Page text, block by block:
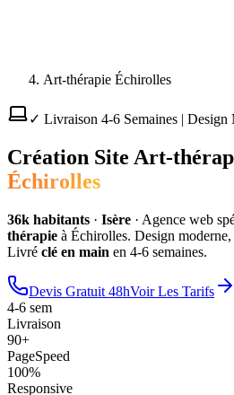
Art-thérapie Échirolles
✓ Livraison 4-6 Semaines | Design
Création Site Art-
Échirolles
36k habitants · Isère · Agence web
thérapie à Échirolles. Design
Livré clé en main en 4-6 semaines.
Devis Gratuit 48hVoir Les Tarifs
4-6 sem
Livraison
90+
PageSpeed
100%
Responsive